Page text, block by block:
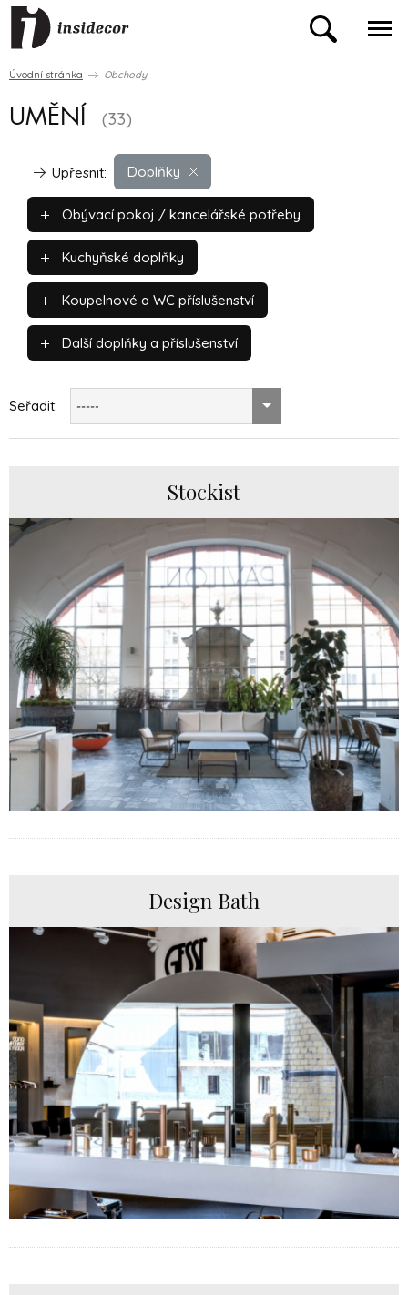
Úvodní stránka Obchody
UMĚNÍ (33)
Doplňky
Upřesnit:
Obývací pokoj / kancelářské potřeby
Kuchyňské doplňky
Koupelnové a WC příslušenství
Další doplňky a příslušenství
Seřadit: -----
Stockist
Design Bath